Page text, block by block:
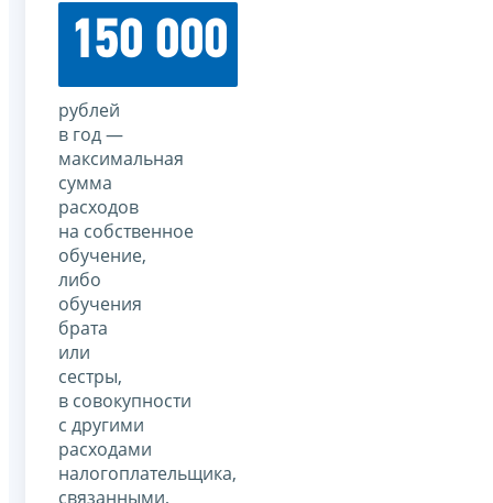
150 000
рублей
в год —
максимальная
сумма
расходов
на собственное
обучение,
либо
обучения
брата
или
сестры,
в совокупности
с другими
расходами
налогоплательщика,
связанными,